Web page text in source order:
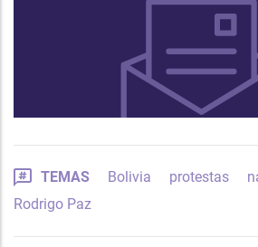
TEMAS Bolivia protestas
Rodrigo Paz